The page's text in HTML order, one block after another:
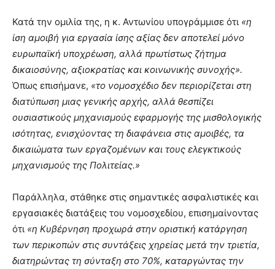
Κατά την ομιλία της, η κ. Αντωνίου υπογράμμισε ότι «η
ίση αμοιβή για εργασία ίσης αξίας δεν αποτελεί μόνο
ευρωπαϊκή υποχρέωση, αλλά πρωτίστως ζήτημα
δικαιοσύνης, αξιοκρατίας και κοινωνικής συνοχής».
Όπως επισήμανε, «το νομοσχέδιο δεν περιορίζεται στη
διατύπωση μιας γενικής αρχής, αλλά θεσπίζει
ουσιαστικούς μηχανισμούς εφαρμογής της μισθολογικής
ισότητας, ενισχύοντας τη διαφάνεια στις αμοιβές, τα
δικαιώματα των εργαζομένων και τους ελεγκτικούς
μηχανισμούς της Πολιτείας.»
Παράλληλα, στάθηκε στις σημαντικές ασφαλιστικές και
εργασιακές διατάξεις του νομοσχεδίου, επισημαίνοντας
ότι «η Κυβέρνηση προχωρά στην οριστική κατάργηση
των περικοπών στις συντάξεις χηρείας μετά την τριετία,
διατηρώντας τη σύνταξη στο 70%, καταργώντας την